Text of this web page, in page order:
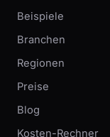
Beispiele
Branchen
Regionen
Preise
Blog
Kosten-Rechner